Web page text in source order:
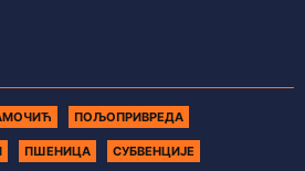
ПОЉОПРИВРЕДА
ПШЕНИЦА СУБВЕНЦИЈЕ